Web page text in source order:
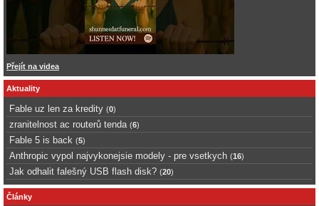
Přejít na videa
Aktuality
Fable uz len za kredity (0)
zranitelnost ac routerů tenda (6)
Fable 5 is back (5)
Anthropic vypol najvykonejsie modely - pre vsetkych (16)
Jak odhalit falešný USB flash disk? (20)
Články